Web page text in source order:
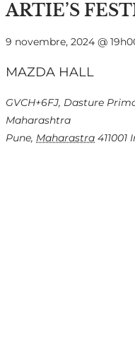
ARTIE’S
9 novembre, 2024 @
MAZDA HALL
GVCH+6FJ, Dasture
Maharashtra
Pune, Maharastra 411001